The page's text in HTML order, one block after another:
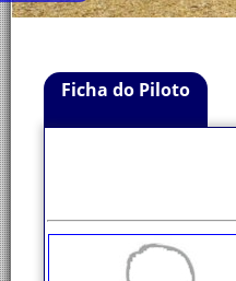
Ficha do Piloto